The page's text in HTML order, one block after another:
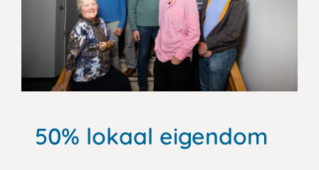
50% lokaal eigendom